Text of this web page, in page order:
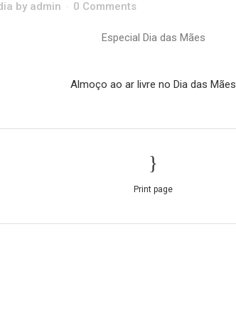
by admin 0 Comments
Especial Dia das Mães
Almoço ao ar livre no Dia das Mães
Print page